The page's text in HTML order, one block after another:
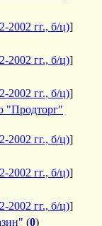
2002 гг., б/ц)]
2002 гг., б/ц)]
2002 гг., б/ц)]
"Продторг"
2002 гг., б/ц)]
2002 гг., б/ц)]
2002 гг., б/ц)]
(0)